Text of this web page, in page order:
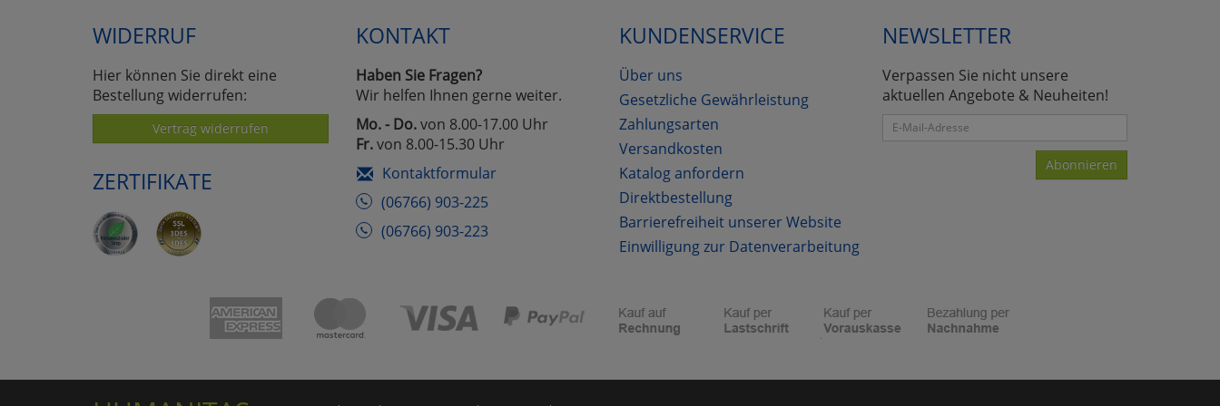
WIDERRUF
Hier können Sie direkt eine
Bestellung widerrufen:
Vertrag widerrufen
ZERTIFIKATE
KONTAKT
Haben Sie Fragen?
Wir helfen Ihnen gerne weiter.
Mo. - Do.von 8.00-17.00 Uhr
Fr.von 8.00-15.30 Uhr
Kontaktformular
(06766) 903-225
(06766) 903-223
KUNDENSERVICE
Über uns
Gesetzliche Gewährleistung
Zahlungsarten
Versandkosten
Katalog anfordern
Direktbestellung
Barrierefreiheit unserer Website
Einwilligung zur Datenverarbeitung
NEWSLETTER
Verpassen Sie nicht unsere
aktuellen Angebote & Neuheiten!
Abonnieren